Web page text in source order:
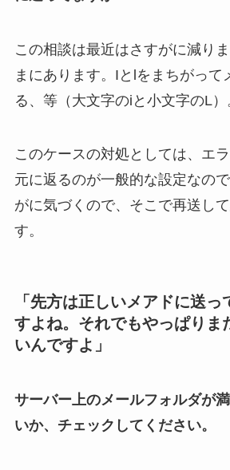
この相談は最近はさすがに減り
まにあります。Iとlをまちがって
る、等（大文字のiと小文字のL）
このケースの対処としては、エ
元に返るのが一般的な設定なの
がに気づくので、そこで再送し
す。
「先方は正しいメアドに送
すよね。それでもやっぱりま
いんですよ」
サーバー上のメールフォルダが
いか、チェックしてください。